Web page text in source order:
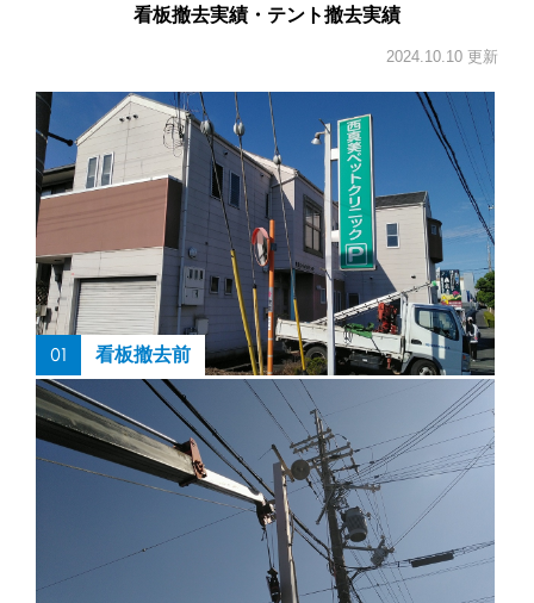
看板撤去実績・テント撤去実績
2024.10.10 更新
01 看板撤去前